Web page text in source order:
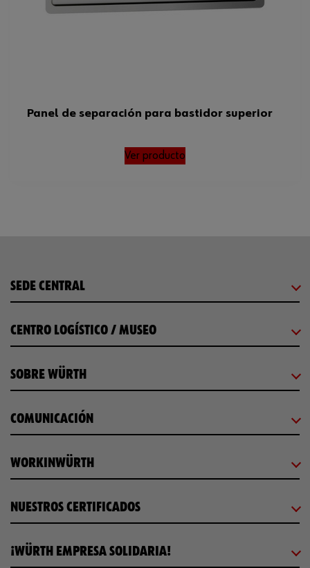
Panel de separación para bastidor superior
Ver producto
SEDE CENTRAL
CENTRO LOGÍSTICO / MUSEO
SOBRE WÜRTH
COMUNICACIÓN
WORKINWÜRTH
NUESTROS CERTIFICADOS
¡WÜRTH EMPRESA SOLIDARIA!